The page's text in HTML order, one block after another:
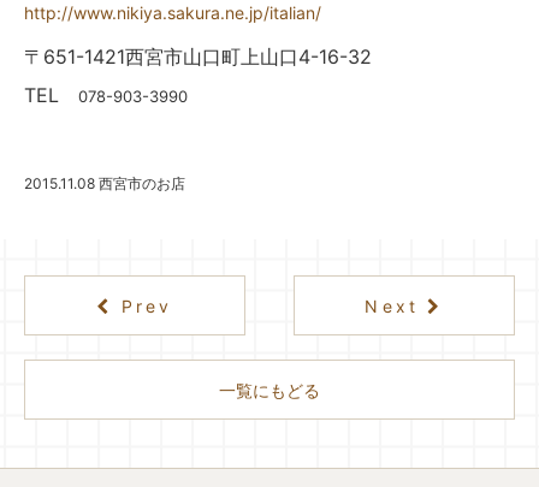
http://www.nikiya.sakura.ne.jp/italian/
〒651-1421西宮市山口町上山口4-16-32
TEL
078-903-3990
2015.11.08 西宮市のお店
Prev
一覧にもどる
Next